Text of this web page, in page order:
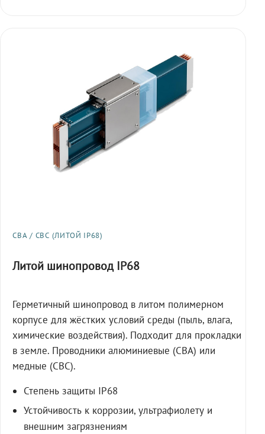
СВА / СВС (ЛИТОЙ IP68)
Литой шинопровод IP68
Герметичный шинопровод в литом полимерном
корпусе для жёстких условий среды (пыль, влага,
химические воздействия). Подходит для прокладки
в земле. Проводники алюминиевые (СВА) или
медные (СВС).
Степень защиты IP68
Устойчивость к коррозии, ультрафиолету и
внешним загрязнениям